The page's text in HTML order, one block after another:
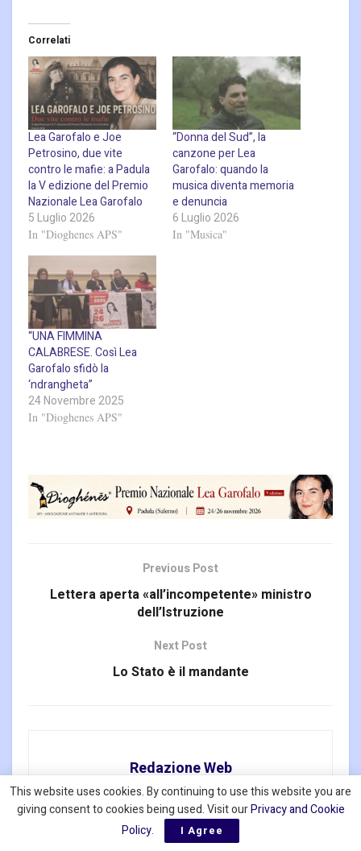
Correlati
Lea Garofalo e Joe
Petrosino, due vite
contro le mafie: a Padula
la V edizione del Premio
Nazionale Lea Garofalo
5 Luglio 2026
In "Dioghenes APS"
“Donna del Sud”, la
canzone per Lea
Garofalo: quando la
musica diventa memoria
e denuncia
6 Luglio 2026
In "Musica"
“UNA FIMMINA
CALABRESE. Così Lea
Garofalo sfidò la
‘ndrangheta”
24 Novembre 2025
In "Dioghenes APS"
Previous Post
Lettera aperta «all’incompetente» ministro
dell’Istruzione
Next Post
Lo Stato è il mandante
Redazione Web
This website uses cookies. By continuing to use this website you are
giving consent to cookies being used. Visit ourPrivacy and Cookie
Policy. I Agree